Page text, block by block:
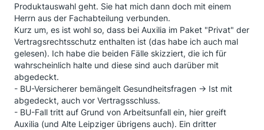
Produktauswahl geht. Sie hat mich dann doch mit einem
Herrn aus der Fachabteilung verbunden.
Kurz um, es ist wohl so, dass bei Auxilia im Paket "Privat" der
Vertragsrechtsschutz enthalten ist (das habe ich auch mal
gelesen). Ich habe die beiden Fälle skizziert, die ich für
wahrscheinlich halte und diese sind auch darüber mit
abgedeckt.
- BU-Versicherer bemängelt Gesundheitsfragen -> Ist mit
abgedeckt, auch vor Vertragsschluss.
- BU-Fall tritt auf Grund von Arbeitsunfall ein, hier greift
Auxilia (und Alte Leipziger übrigens auch). Ein dritter